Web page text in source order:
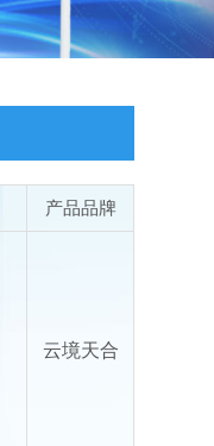
产品品牌
云境天合